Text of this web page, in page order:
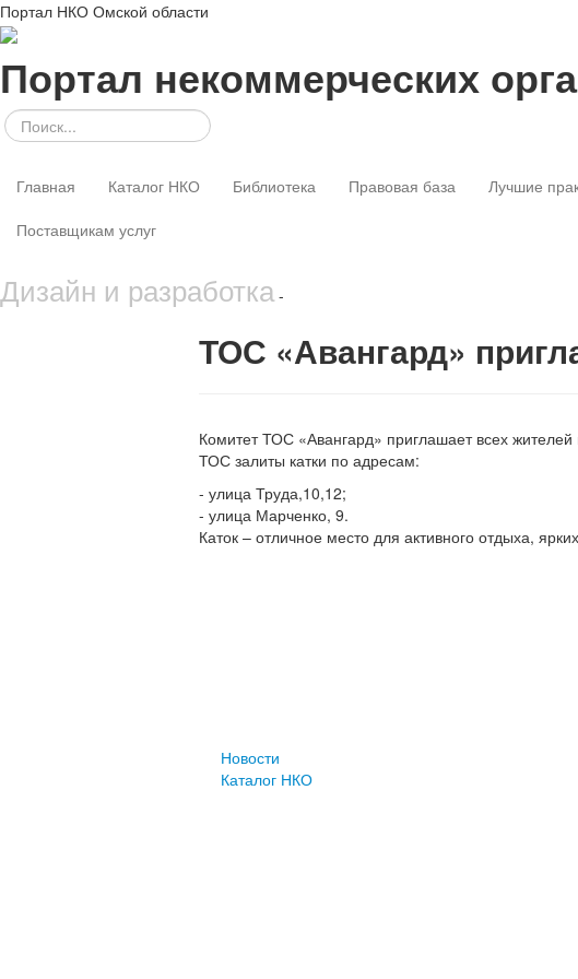
Портал НКО Омской области
Портал некоммерческих
Главная Каталог НКО Библиотека Правовая база Лучшие
Поставщикам услуг
Дизайн и разработка -
ТОС «Авангард»
Комитет ТОС «Авангард» приглашает всех
ТОС залиты катки по адресам:
- улица Труда,10,12;
- улица Марченко, 9.
Каток – отличное место для активного отдыха,
Новости
Каталог НКО